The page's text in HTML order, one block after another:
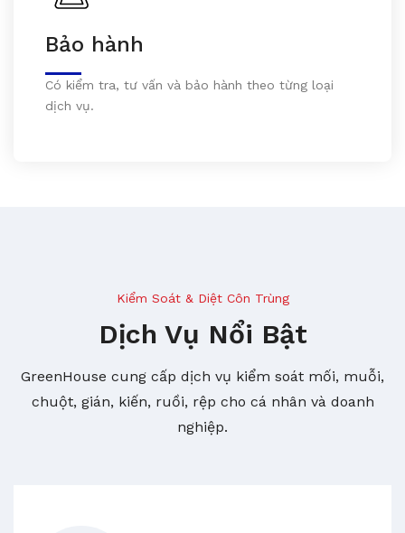
Bảo hành
Có kiểm tra, tư vấn và bảo hành theo từng loại
dịch vụ.
Kiểm Soát & Diệt Côn Trùng
Dịch Vụ Nổi Bật
GreenHouse cung cấp dịch vụ kiểm soát mối, muỗi,
chuột, gián, kiến, ruồi, rệp cho cá nhân và doanh
nghiệp.